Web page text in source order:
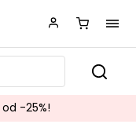
od -25%!